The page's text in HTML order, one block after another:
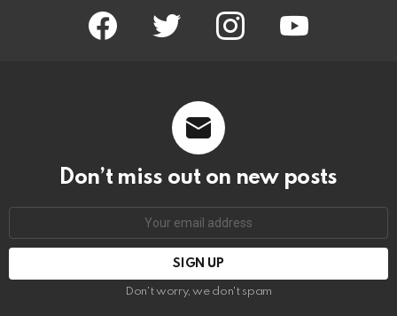
facebook twitter instagram youtube
Don’t miss out on new posts
Don't worry, we don't spam